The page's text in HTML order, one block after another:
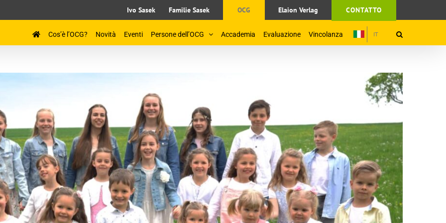
Ivo Sasek Familie Sasek OCG Elaion Verlag CONTATTO
Cos’è l’OCG? Novità Eventi Persone dell’OCG Accademia Evaluazione Vincolanza IT